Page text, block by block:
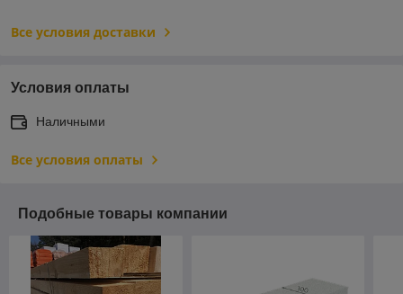
Все условия доставки
Условия оплаты
Наличными
Все условия оплаты
Подобные товары компании